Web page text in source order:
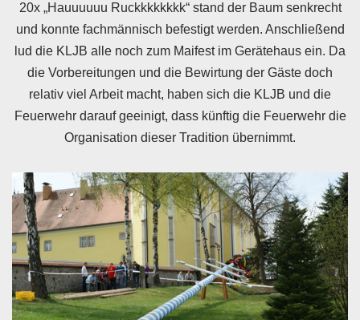
20x „Hauuuuuu Ruckkkkkkkk“ stand der Baum senkrecht
und konnte fachmännisch befestigt werden. Anschließend
lud die KLJB alle noch zum Maifest im Gerätehaus ein. Da
die Vorbereitungen und die Bewirtung der Gäste doch
relativ viel Arbeit macht, haben sich die KLJB und die
Feuerwehr darauf geeinigt, dass künftig die Feuerwehr die
Organisation dieser Tradition übernimmt.